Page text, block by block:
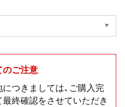
のご注意
につきましては、ご購入完
終確認をさせていただき